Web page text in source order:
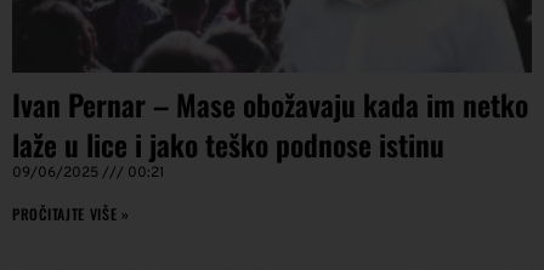
Ivan Pernar – Mase obožavaju kada im netko
laže u lice i jako teško podnose istinu
09/06/2025 00:21
PROČITAJTE VIŠE »